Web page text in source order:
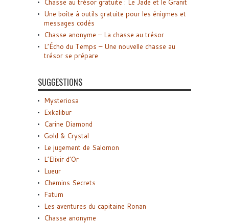
Chasse au trésor gratuite : Le Jade et le Granit
Une boîte à outils gratuite pour les énigmes et
messages codés
Chasse anonyme – La chasse au trésor
L’Écho du Temps – Une nouvelle chasse au
trésor se prépare
SUGGESTIONS
Mysteriosa
Exkalibur
Carine Diamond
Gold & Crystal
Le jugement de Salomon
L’Elixir d’Or
Lueur
Chemins Secrets
Fatum
Les aventures du capitaine Ronan
Chasse anonyme